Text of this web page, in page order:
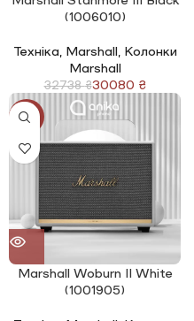
(1006010)
Техніка Marshall Колонки
Marshall
32738₴30080 ₴
-13%
Marshall Woburn |I White
(1001905)